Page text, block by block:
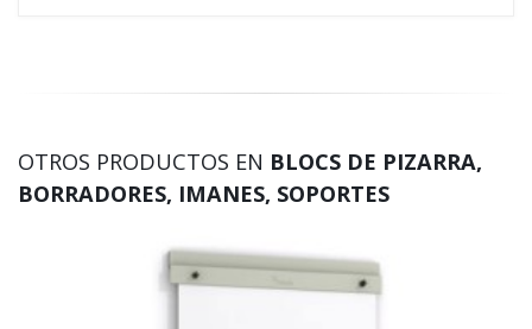
OTROS PRODUCTOS EN BLOCS DE PIZARRA,
BORRADORES, IMANES, SOPORTES